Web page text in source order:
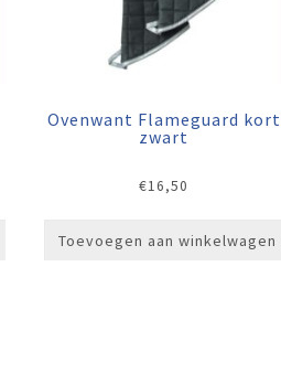
Ovenwant Flameguard kort
zwart
€16,50
Toevoegen aan winkelwagen